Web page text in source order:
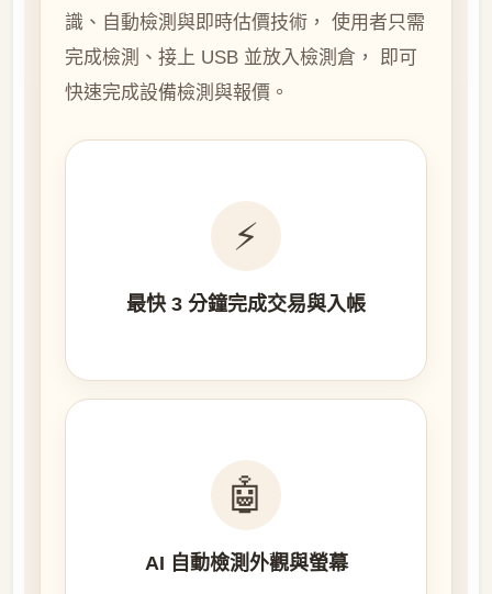
識、自動檢測與即時估價技術， 使用者只需
完成檢測、接上 USB 並放入檢測倉， 即可
快速完成設備檢測與報價。
⚡
最快 3 分鐘完成交易與入帳
🤖
AI 自動檢測外觀與螢幕